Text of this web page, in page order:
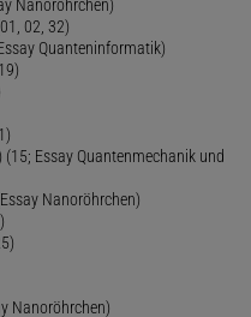
Nanoröhrchen)
02, 32)
Quanteninformatik)
(15; Essay Quantenmechanik und
Nanoröhrchen)
Nanoröhrchen)